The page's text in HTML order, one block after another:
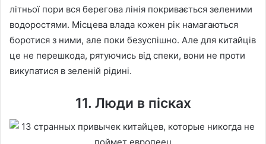
літньої пори вся берегова лінія покривається зеленими
водоростями. Місцева влада кожен рік намагаються
боротися з ними, але поки безуспішно. Але для китайців
це не перешкода, рятуючись від спеки, вони не проти
викупатися в зеленій рідині.
11. Люди в пісках